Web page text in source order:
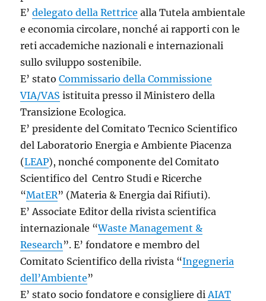
E’delegato della Rettrice alla Tutela ambientale
e economia circolare, nonché ai rapporti con le
reti accademiche nazionali e internazionali
sullo sviluppo sostenibile.
E’ statoCommissario della Commissione
VIA/VAS istituita presso il Ministero della
Transizione Ecologica.
E’ presidente del Comitato Tecnico Scientifico
del Laboratorio Energia e Ambiente Piacenza
(LEAP), nonché componente del Comitato
Scientifico del Centro Studi e Ricerche
“MatER” (Materia & Energia dai Rifiuti).
E’ Associate Editor della rivista scientifica
internazionale “Waste Management &
Research ”. E’ fondatore e membro del
Comitato Scientifico della rivista “Ingegneria
dell’Ambiente”
E’ stato socio fondatore e consigliere di AIAT